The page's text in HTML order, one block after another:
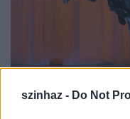
szinhaz - Do Not